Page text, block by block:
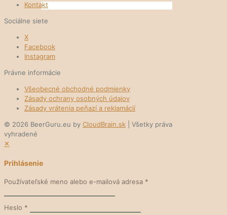
Kontakt
Sociálne siete
X
Facebook
Instagram
Právne informácie
Všeobecné obchodné podmienky
Zásady ochrany osobných údajov
Zásady vrátenia peňazí a reklamácií
© 2026 BeerGuru.eu by CloudBrain.sk | Všetky práva
vyhradené
✕
Prihlásenie
Používateľské meno alebo e-mailová adresa *
Heslo *